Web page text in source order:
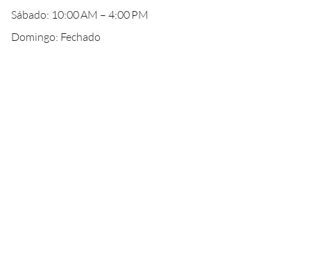
Sábado: 10:00 AM – 4:00 PM
Domingo: Fechado